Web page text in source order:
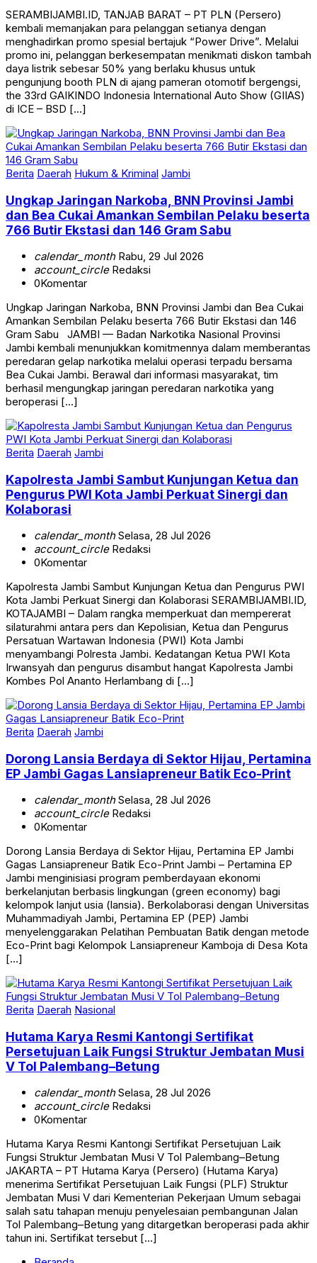
SERAMBIJAMBI.ID, TANJAB BARAT – PT PLN (Persero)
kembali memanjakan para pelanggan setianya dengan
menghadirkan promo spesial bertajuk “Power Drive”. Melalui
promo ini, pelanggan berkesempatan menikmati diskon tambah
daya listrik sebesar 50% yang berlaku khusus untuk
pengunjung booth PLN di ajang pameran otomotif bergengsi,
the 33rd GAIKINDO Indonesia International Auto Show (GIIAS)
di ICE – BSD […]
Berita Daerah Hukum & Kriminal Jambi
Ungkap Jaringan Narkoba, BNN Provinsi Jambi
dan Bea Cukai Amankan Sembilan Pelaku beserta
766 Butir Ekstasi dan 146 Gram Sabu
calendar_monthRabu, 29 Jul 2026
account_circleRedaksi
0Komentar
Ungkap Jaringan Narkoba, BNN Provinsi Jambi dan Bea Cukai
Amankan Sembilan Pelaku beserta 766 Butir Ekstasi dan 146
Gram Sabu JAMBI — Badan Narkotika Nasional Provinsi
Jambi kembali menunjukkan komitmennya dalam memberantas
peredaran gelap narkotika melalui operasi terpadu bersama
Bea Cukai Jambi. Berawal dari informasi masyarakat, tim
berhasil mengungkap jaringan peredaran narkotika yang
beroperasi […]
Berita Daerah Jambi
Kapolresta Jambi Sambut Kunjungan Ketua dan
Pengurus PWI Kota Jambi Perkuat Sinergi dan
Kolaborasi
calendar_monthSelasa, 28 Jul 2026
account_circleRedaksi
0Komentar
Kapolresta Jambi Sambut Kunjungan Ketua dan Pengurus PWI
Kota Jambi Perkuat Sinergi dan Kolaborasi SERAMBIJAMBI.ID,
KOTAJAMBI – Dalam rangka memperkuat dan mempererat
silaturahmi antara pers dan Kepolisian, Ketua dan Pengurus
Persatuan Wartawan Indonesia (PWI) Kota Jambi
menyambangi Polresta Jambi. Kedatangan Ketua PWI Kota
Irwansyah dan pengurus disambut hangat Kapolresta Jambi
Kombes Pol Ananto Herlambang di […]
Berita Daerah Jambi
Dorong Lansia Berdaya di Sektor Hijau, Pertamina
EP Jambi Gagas Lansiapreneur Batik Eco-Print
calendar_monthSelasa, 28 Jul 2026
account_circleRedaksi
0Komentar
Dorong Lansia Berdaya di Sektor Hijau, Pertamina EP Jambi
Gagas Lansiapreneur Batik Eco-Print Jambi – Pertamina EP
Jambi menginisiasi program pemberdayaan ekonomi
berkelanjutan berbasis lingkungan (green economy) bagi
kelompok lanjut usia (lansia). Berkolaborasi dengan Universitas
Muhammadiyah Jambi, Pertamina EP (PEP) Jambi
menyelenggarakan Pelatihan Pembuatan Batik dengan metode
Eco-Print bagi Kelompok Lansiapreneur Kamboja di Desa Kota
[…]
Berita Daerah Nasional
Hutama Karya Resmi Kantongi Sertifikat
Persetujuan Laik Fungsi Struktur Jembatan Musi
V Tol Palembang–Betung
calendar_monthSelasa, 28 Jul 2026
account_circleRedaksi
0Komentar
Hutama Karya Resmi Kantongi Sertifikat Persetujuan Laik
Fungsi Struktur Jembatan Musi V Tol Palembang–Betung
JAKARTA – PT Hutama Karya (Persero) (Hutama Karya)
menerima Sertifikat Persetujuan Laik Fungsi (PLF) Struktur
Jembatan Musi V dari Kementerian Pekerjaan Umum sebagai
salah satu tahapan menuju penyelesaian pembangunan Jalan
Tol Palembang–Betung yang ditargetkan beroperasi pada akhir
tahun ini. Sertifikat tersebut […]